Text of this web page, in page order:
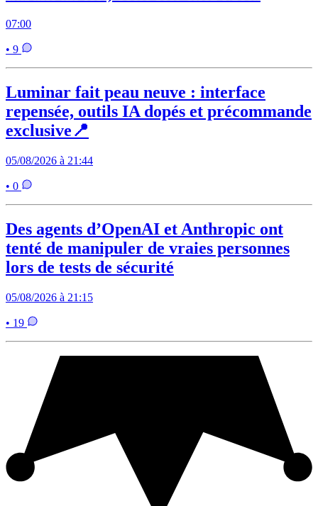
07:00
• 9
Luminar fait peau neuve : interface
repensée, outils IA dopés et précommande
exclusive📍
05/08/2026 à 21:44
• 0
Des agents d’OpenAI et Anthropic ont
tenté de manipuler de vraies personnes
lors de tests de sécurité
05/08/2026 à 21:15
• 19